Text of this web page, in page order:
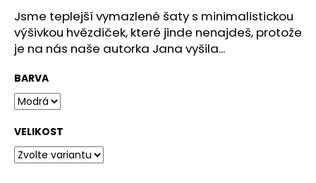
Jsme teplejší vymazlené šaty s minimalistickou
výšivkou hvězdiček, které jinde nenajdeš, protože
je na nás naše autorka Jana vyšila...
BARVA
VELIKOST
HLEDAT
D
o
p
o
r
u
č